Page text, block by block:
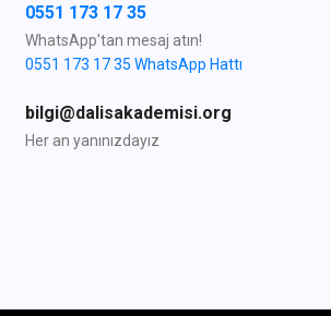
0551 173 17 35
WhatsApp'tan mesaj atın!
0551 173 17 35 WhatsApp Hattı
bilgi@dalisakademisi.org
Her an yanınızdayız